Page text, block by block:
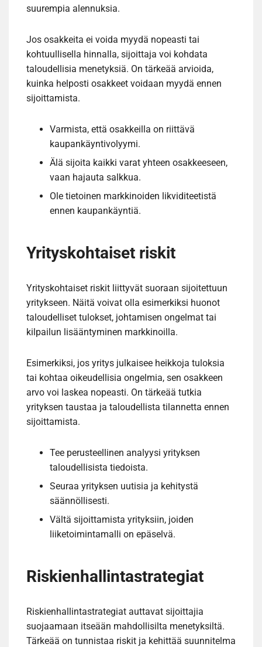
suurempia alennuksia.
Jos osakkeita ei voida myydä nopeasti tai
kohtuullisella hinnalla, sijoittaja voi kohdata
taloudellisia menetyksiä. On tärkeää arvioida,
kuinka helposti osakkeet voidaan myydä ennen
sijoittamista.
Varmista, että osakkeilla on riittävä
kaupankäyntivolyymi.
Älä sijoita kaikki varat yhteen osakkeeseen,
vaan hajauta salkkua.
Ole tietoinen markkinoiden likviditeetistä
ennen kaupankäyntiä.
Yrityskohtaiset riskit
Yrityskohtaiset riskit liittyvät suoraan sijoitettuun
yritykseen. Näitä voivat olla esimerkiksi huonot
taloudelliset tulokset, johtamisen ongelmat tai
kilpailun lisääntyminen markkinoilla.
Esimerkiksi, jos yritys julkaisee heikkoja tuloksia
tai kohtaa oikeudellisia ongelmia, sen osakkeen
arvo voi laskea nopeasti. On tärkeää tutkia
yrityksen taustaa ja taloudellista tilannetta ennen
sijoittamista.
Tee perusteellinen analyysi yrityksen
taloudellisista tiedoista.
Seuraa yrityksen uutisia ja kehitystä
säännöllisesti.
Vältä sijoittamista yrityksiin, joiden
liiketoimintamalli on epäselvä.
Riskienhallintastrategiat
Riskienhallintastrategiat auttavat sijoittajia
suojaamaan itseään mahdollisilta menetyksiltä.
Tärkeää on tunnistaa riskit ja kehittää suunnitelma